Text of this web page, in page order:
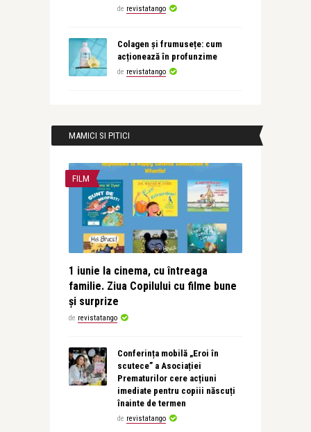
de revistatango
Colagen și frumusețe: cum
acționează în profunzime
de revistatango
MAMICI SI PITICI
FILM
1 iunie la cinema, cu întreaga
familie. Ziua Copilului cu filme bune
și surprize
de revistatango
Conferința mobilă „Eroi în
scutece” a Asociației
Prematurilor cere acțiuni
imediate pentru copiii născuți
înainte de termen
de revistatango